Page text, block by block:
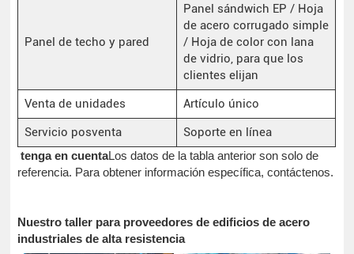
Panel de techo y pared
Panel sándwich EP / Hoja
de acero corrugado simple
/ Hoja de color con lana
de vidrio, para que los
clientes elijan
Venta de unidades
Artículo único
Servicio posventa
Soporte en línea
tenga en cuentaLos datos de la tabla anterior son solo de
referencia. Para obtener información específica, contáctenos.
Nuestro taller para proveedores de edificios de acero
industriales de alta resistencia